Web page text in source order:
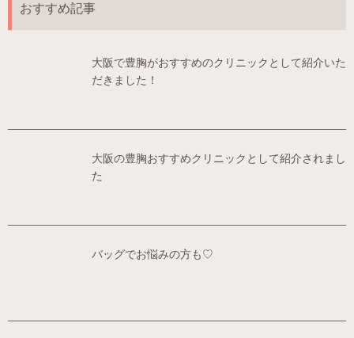
おすすめ記事
大阪で豊胸がおすすめのクリニックとして紹介いた
だきました！
大阪の豊胸おすすめクリニックとして紹介されまし
た
バッグでお悩みの方も♡